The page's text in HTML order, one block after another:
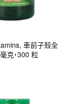
車前子殼全
克，300 粒